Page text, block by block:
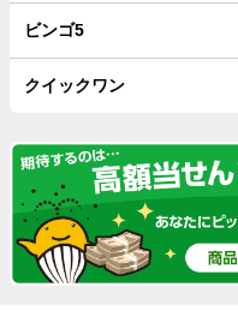
ビンゴ5
クイックワン